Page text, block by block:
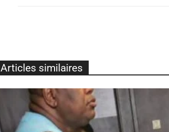
Articles similaires